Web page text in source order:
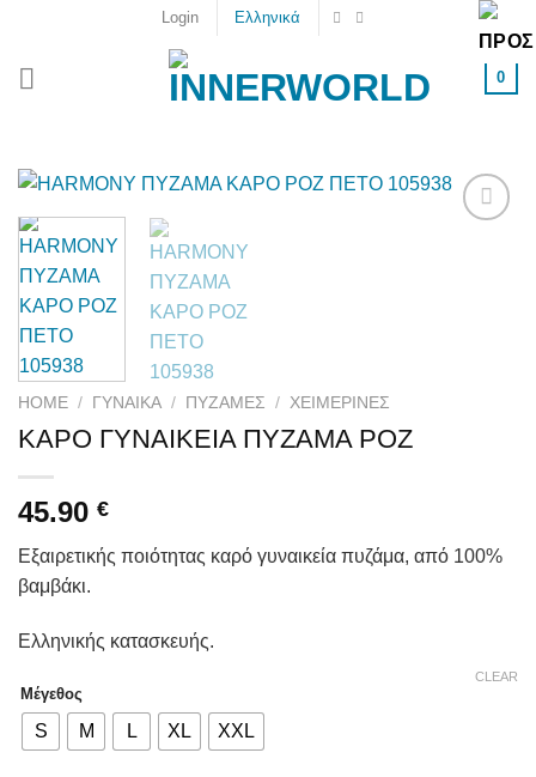
content
Login Ελληνικά
0
HOME / ΓΥΝΑΙΚΑ / ΠΥΖΆΜΕΣ / ΧΕΙΜΕΡΙΝΈΣ
ΚΑΡΟ ΓΥΝΑΙΚΕΙΑ ΠΥΖΑΜΑ ΡΟΖ
45.90 €
Εξαιρετικής ποιότητας καρό γυναικεία πυζάμα, από 100%
βαμβάκι.
Ελληνικής κατασκευής.
Μέγεθος
S M L XL XXL
CLEAR